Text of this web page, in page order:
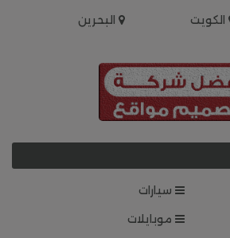
الكويت
البحرين
سيارات
موبايلات